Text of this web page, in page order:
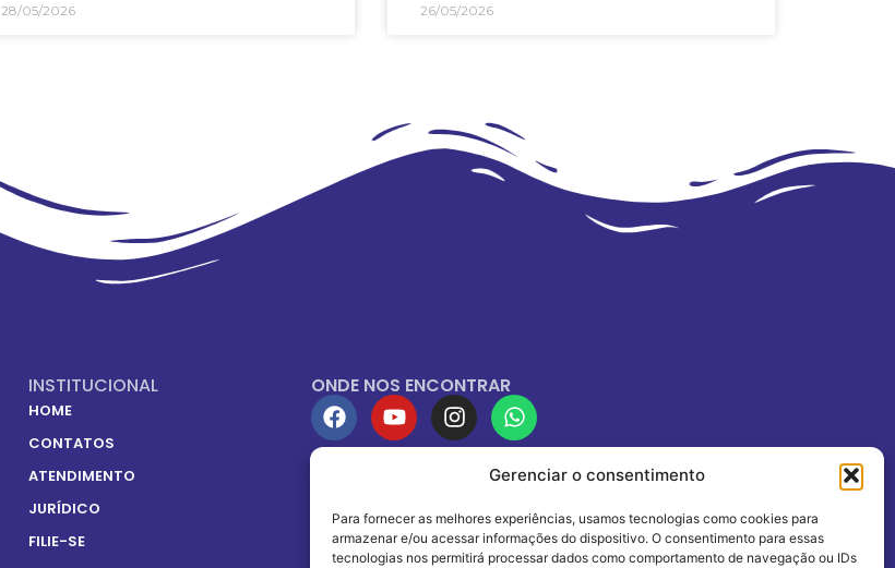
Gerenciar o consentimento
Para fornecer as melhores experiências, usamos tecnologias como cookies para
armazenar e/ou acessar informações do dispositivo. O consentimento para essas
tecnologias nos permitirá processar dados como comportamento de navegação ou IDs
28/05/2026 26/05/2026
INSTITUCIONAL
HOME
CONTATOS
ATENDIMENTO
JURÍDICO
FILIE-SE
ONDE NOS ENCONTRAR